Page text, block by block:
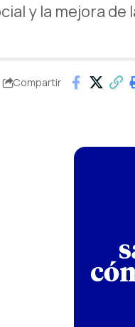
y la mejora de
Compartir